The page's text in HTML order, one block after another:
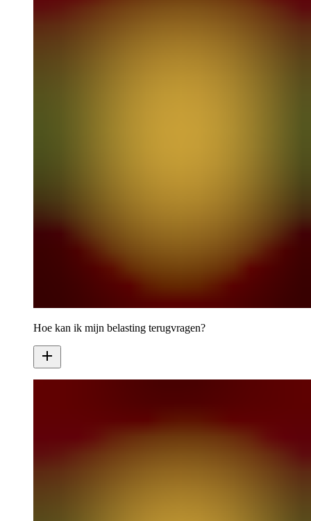
Hoe kan ik mijn belasting terugvragen?